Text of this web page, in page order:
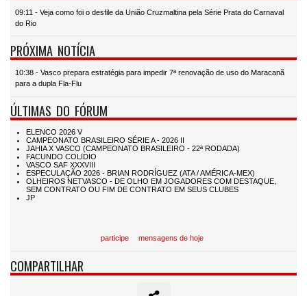
09:11 - Veja como foi o desfile da União Cruzmaltina pela Série Prata do Carnaval
do Rio
PRÓXIMA NOTÍCIA
10:38 - Vasco prepara estratégia para impedir 7ª renovação de uso do Maracanã
para a dupla Fla-Flu
ÚLTIMAS DO FÓRUM
participe mensagens de hoje
COMPARTILHAR